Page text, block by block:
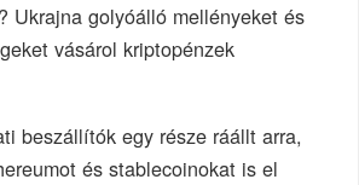
Ukrajna golyóálló mellényeket és
vásárol kriptopénzek
beszállítók egy része ráállt arra,
és stablecoinokat is el